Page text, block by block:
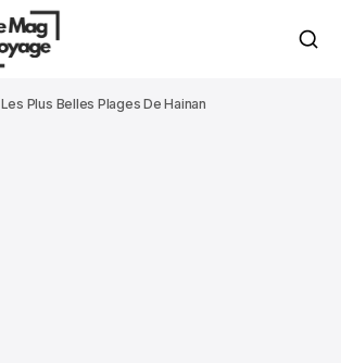
Les Plus Belles Plages De Hainan